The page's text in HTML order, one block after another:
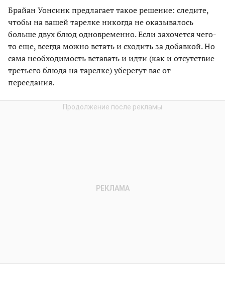
Брайан Уонсинк предлагает такое решение: следите,
чтобы на вашей тарелке никогда не оказывалось
больше двух блюд одновременно. Если захочется чего-
то еще, всегда можно встать и сходить за добавкой. Но
сама необходимость вставать и идти (как и отсутствие
третьего блюда на тарелке) уберегут вас от
переедания.